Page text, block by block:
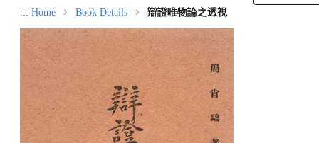
::: Home Book Details 辯證唯物論之透視